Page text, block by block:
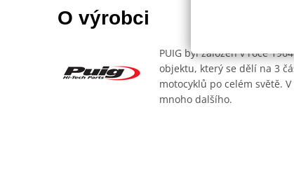
O výrobci
PUIG byl založen v roce
objektu, který se dělí na 3
motocyklů po celém světě.
mnoho dalšího.